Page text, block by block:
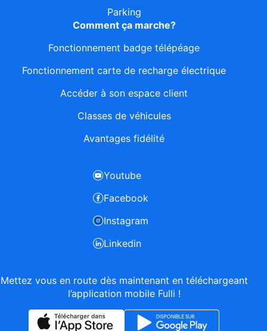
Mettez vous en route dès maintenant en téléchargeant
l’application mobile Fulli !
Parking
Comment ça marche?
Fonctionnement badge télépéage
Fonctionnement carte de recharge électrique
Accéder à son espace client
Classes de véhicules
Avantages fidélité
Youtube
Facebook
Instagram
Linkedin